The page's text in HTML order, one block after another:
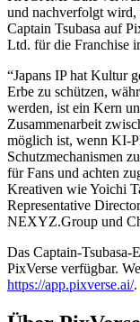
und nachverfolgt wird,
Captain Tsubasa auf
Ltd. für die Franchise
“Japans IP hat Kultur
Erbe zu schützen,
werden, ist ein Kern
Zusammenarbeit
möglich ist, wenn KI-
Schutzmechanismen
für Fans und achten
Kreativen wie Yoichi
Representative
NEXYZ.Group und
Das Captain-Tsubasa-
PixVerse verfügbar.
https://app.pixverse.ai/.